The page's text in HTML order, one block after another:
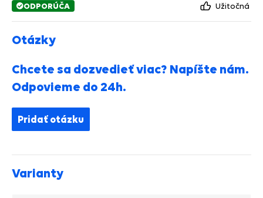
ODPORÚČA
Užitočná
Otázky
Chcete sa dozvedieť viac? Napíšte nám.
Odpovieme do 24h.
Pridať otázku
Varianty